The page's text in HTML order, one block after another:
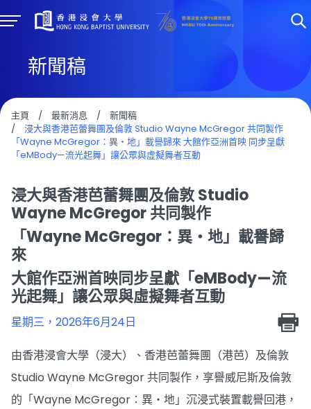
新聞稿
主頁 / 最新消息 /
新聞稿
/
浸大與香港芭蕾舞團及倫敦 Studio Wayne McGregor 共同製作
「Wayne McGregor：異・地」載譽歸來 大館作亞洲首映 同步呈獻
「eMBody—流光起舞」讓公眾與虛擬舞者互動
浸大與香港芭蕾舞團及倫敦 Studio
Wayne McGregor 共同製作
「Wayne McGregor：異・地」載譽歸
來
大館作亞洲首映同步呈獻「eMBody—流
光起舞」讓公眾與虛擬舞者互動
星期三，2026年6月24日
由香港浸會大學（浸大）、香港芭蕾舞團（港芭）及倫敦
Studio Wayne McGregor 共同製作，享譽威尼斯及倫敦
的「Wayne McGregor：異・地」沉浸式裝置載譽回港，